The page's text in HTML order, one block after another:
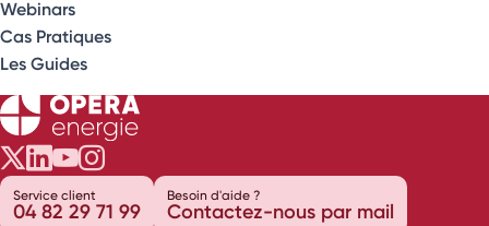
Webinars
Cas Pratiques
Les Guides
Opéra Énergie sur Twitter
Opéra Énergie sur LinkedIn
Opéra Énergie sur Youtube
Opéra Énergie sur Instagram
Service client
04 82 29 71 99
Besoin d'aide ?
Contactez-nous par mail